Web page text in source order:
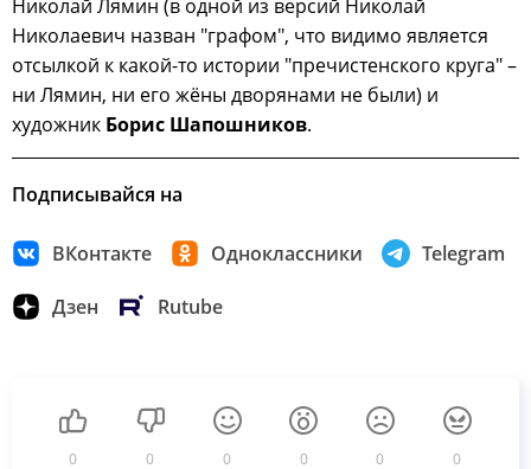
Николай Лямин (в одной из версий Николай
Николаевич назван "графом", что видимо является
отсылкой к какой-то истории "пречистенского круга" –
ни Лямин, ни его жёны дворянами не были) и
художник Борис Шапошников.
Подписывайся на
ВКонтакте Одноклассники Telegram
Дзен Rutube
0 0 0 0 0 0